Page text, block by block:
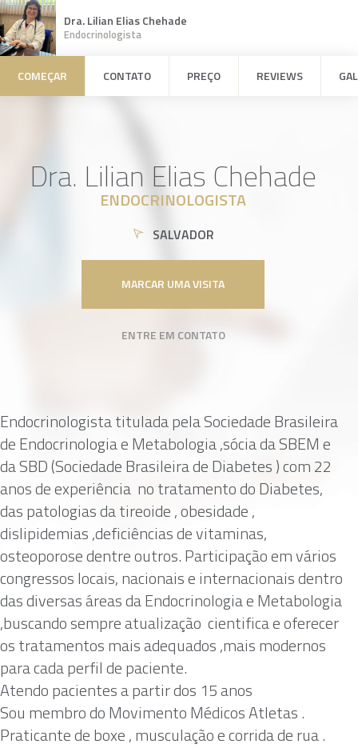
Dra. Lilian Elias Chehade
Endocrinologista
COMEÇAR CONTATO PREÇO REVIEWS
Dra. Lilian Elias Chehade
ENDOCRINOLOGISTA
SALVADOR
MARCAR UMA VISITA
ENTRE EM CONTATO
Endocrinologista titulada pela Sociedade Brasileira
de Endocrinologia e Metabologia ,sócia da SBEM e
da SBD (Sociedade Brasileira de Diabetes ) com 22
anos de experiência no tratamento do Diabetes,
das patologias da tireoide , obesidade ,
dislipidemias ,deficiências de vitaminas,
osteoporose dentre outros. Participação em vários
congressos locais, nacionais e internacionais dentro
das diversas áreas da Endocrinologia e Metabologia
,buscando sempre atualização cientifica e oferecer
os tratamentos mais adequados ,mais modernos
para cada perfil de paciente.
Atendo pacientes a partir dos 15 anos
Sou membro do Movimento Médicos Atletas .
Praticante de boxe , musculação e corrida de rua .